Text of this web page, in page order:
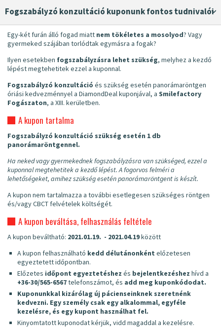
fogszabályzó konzultáció kuponunk fontos tudnivalói
Egy-két furán álló fogad miatt nem tökéletes a mosolyod? Vagy
gyermeked szájában torlódtak egymásra a fogak?
Ilyen esetekben fogszabályzásra lehet szükség, melyhez a kezdő
lépést megtehetitek ezzel a kuponnal.
Fogszabályzó konzultáció és szükség esetén panorámaröntgen
óriási kedvezménnyel a DiamondDeal kuponjával, a Smilefactory
Fogászaton, a XIII. kerületben.
A kupon tartalma
Fogszabályzó konzultáció szükség esetén 1 db
panorámaröntgennel.
Ha neked vagy gyermekednek fogszabályzásra van szükséged, ezzel a
kuponnal megtehetitek a kezdő lépést. A fogorvos felméri a
lehetőségeket, amihez szükség esetén panorámaröntgent is készít.
A kupon nem tartalmazza a további esetlegesen szükséges röntgen
és/vagy CBCT felvételek költségét.
A kupon beváltása, felhasználás feltétele
A kupon beváltható: 2021.01.19. - 2021.04.19között
A kupon felhasználható kedd délutánonként előzetesen
egyeztetett időpontban.
Előzetes időpont egyeztetéshez és bejelentkezéshez hívd a
+36-30/565-6567telefonszámot, és add meg kuponkódodat.
Kuponunkkal kizárólag új pácienseinknek szeretnénk
kedvezni. Egy személy csak egy alkalommal, egyféle
kezelésre, és egy kupont használhat fel.
Kinyomtatott kuponodat kérjük, vidd magaddal a kezelésre.